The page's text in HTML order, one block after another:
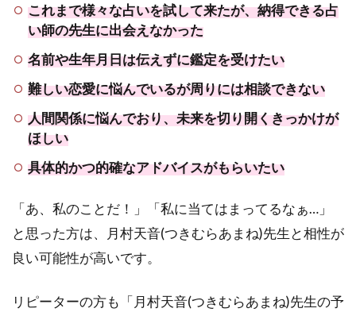
これまで様々な占いを試して来たが、納得できる占
い師の先生に出会えなかった
名前や生年月日は伝えずに鑑定を受けたい
難しい恋愛に悩んでいるが周りには相談できない
人間関係に悩んでおり、未来を切り開くきっかけが
ほしい
具体的かつ的確なアドバイスがもらいたい
「あ、私のことだ！」「私に当てはまってるなぁ…」
と思った方は、月村天音(つきむらあまね)先生と相性が
良い可能性が高いです。
リピーターの方も「月村天音(つきむらあまね)先生の予